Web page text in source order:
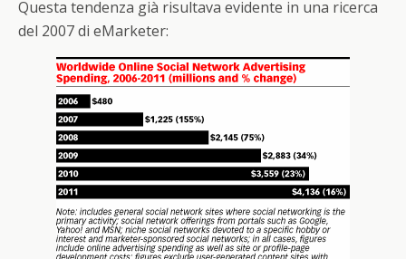
Questa tendenza già risultava evidente in una ricerca
del 2007 di eMarketer: